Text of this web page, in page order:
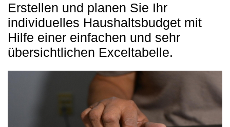
Erstellen und planen Sie Ihr
individuelles Haushaltsbudget mit
Hilfe einer einfachen und sehr
übersichtlichen Exceltabelle.